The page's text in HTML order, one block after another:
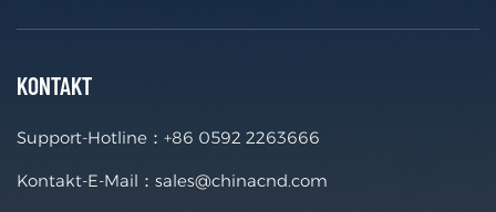
KONTAKT
Support-Hotline： +86 0592 2263666
Kontakt-E-Mail： sales@chinacnd.com